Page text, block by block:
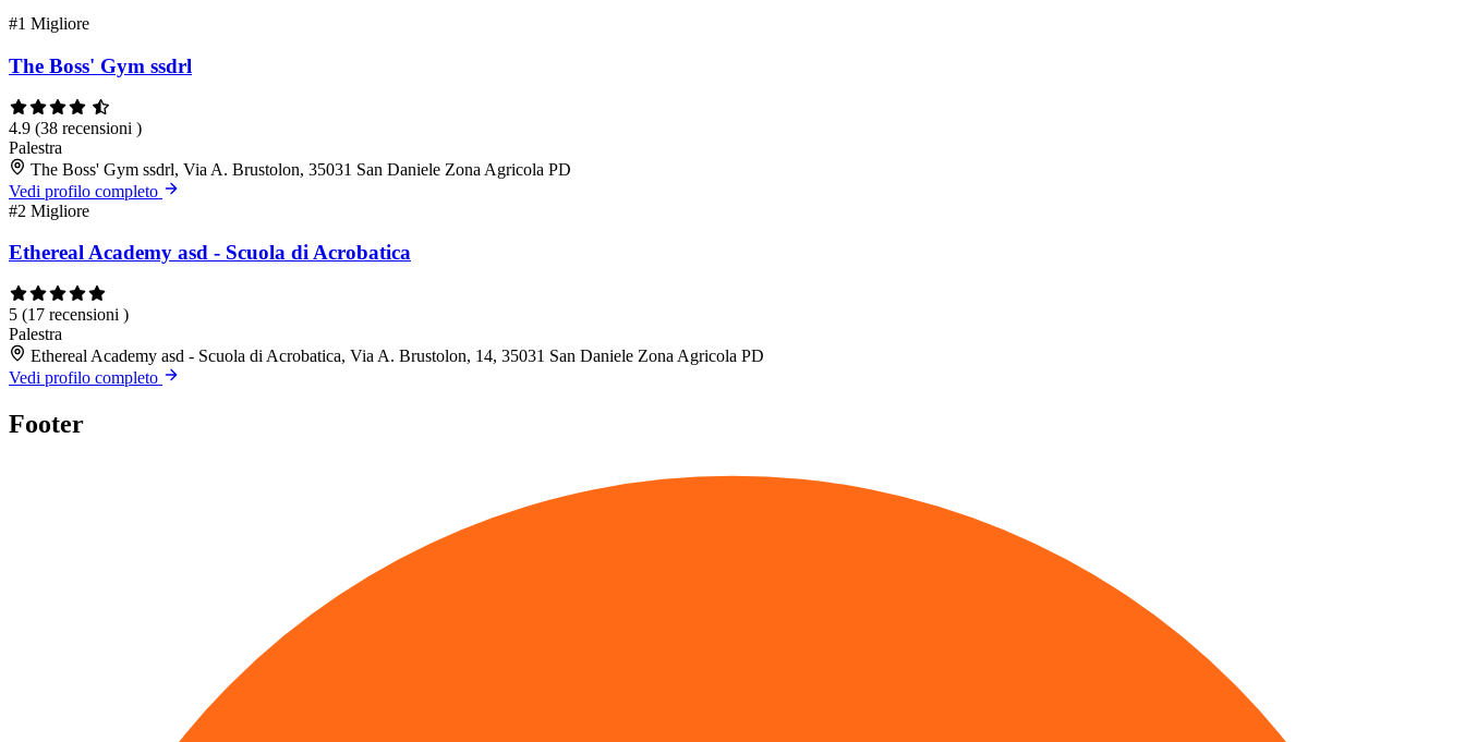
#1 Migliore
The Boss' Gym ssdrl
4.9 (38 recensioni )
Palestra
The Boss' Gym ssdrl, Via A. Brustolon, 35031 San Daniele Zona Agricola PD
Vedi profilo completo
#2 Migliore
Ethereal Academy asd - Scuola di Acrobatica
5 (17 recensioni )
Palestra
Ethereal Academy asd - Scuola di Acrobatica, Via A. Brustolon, 14, 35031 San Daniele Zona Agricola PD
Vedi profilo completo
Footer